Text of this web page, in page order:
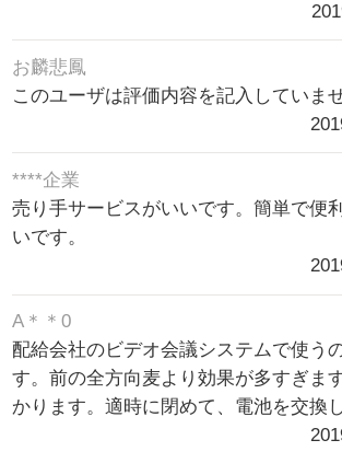
お麟悲鳳
このユーザは評価内容を記入していませ
****企業
売り手サービスがいいです。簡単で便
いです。
A＊＊0
配給会社のビデオ会議システムで使う
す。前の全方向麦より効果が多すぎま
かります。適時に閉めて、電池を交換